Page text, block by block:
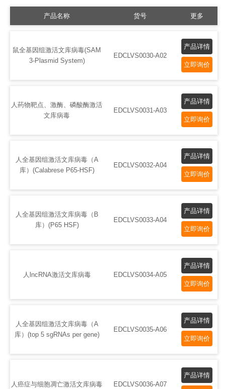
产品名称 货号 更多
鼠全基因组激活文库病毒(SAM
3-Plasmid System)
EDCLVS0030-A02
产品详情
立即询价
人药物靶点、激酶、磷酸酶激活
文库病毒
EDCLVS0031-A03
产品详情
立即询价
人全基因组激活文库病毒（A
库）(Calabrese P65-HSF)
EDCLVS0032-A04
产品详情
立即询价
人全基因组激活文库病毒（B
库）(P65 HSF)
EDCLVS0033-A04
产品详情
立即询价
人lncRNA激活文库病毒 EDCLVS0034-A05
产品详情
立即询价
人全基因组激活文库病毒（A
库）(top 5 sgRNAs per gene)
EDCLVS0035-A06
产品详情
立即询价
人癌症与细胞凋亡激活文库病毒 EDCLVS0036-A07
产品详情